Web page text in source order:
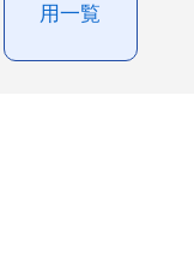
用一覧